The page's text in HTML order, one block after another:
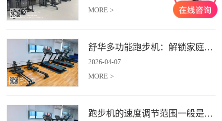
MORE >
舒华多功能跑步机：解锁家庭健身新体验（体楷体育）
2026-04-07
MORE >
跑步机的速度调节范围一般是多少？